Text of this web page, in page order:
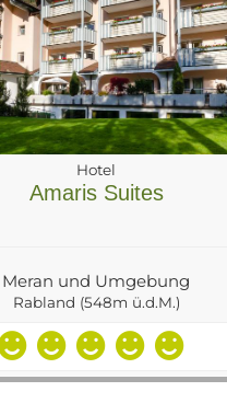
Hotel
Amaris Suites
Meran und Umgebung
Rabland (548m ü.d.M.)